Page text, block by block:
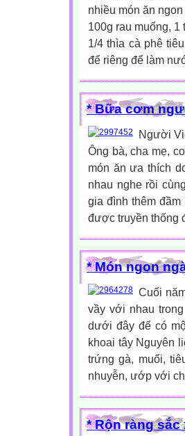
nhiều món ăn
100g rau muống, 1
1/4 thìa cà phê
để riêng để làm
* Bữa cơm
Người
Ông bà, cha mẹ,
món ăn ưa thích
nhau nghe rồi
gia đình thêm
được truyền thống
* Món ngon
Cuối
vầy với nhau
dưới đây để có
khoai tây Nguyên
trứng gà, muối,
nhuyễn, ướp với
* Rộn ràng sắc